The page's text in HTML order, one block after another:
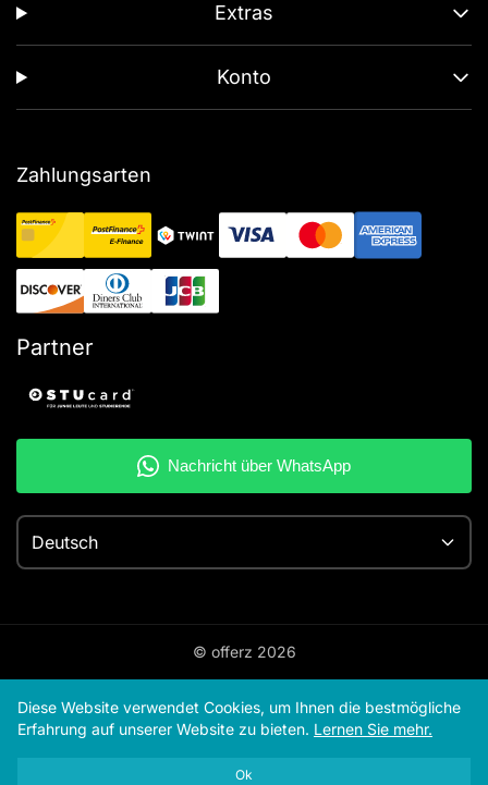
Extras
Konto
Zahlungsarten
Partner
Deutsch
© offerz 2026
Diese Website verwendet Cookies, um Ihnen die bestmögliche
Erfahrung auf unserer Website zu bieten. Lernen Sie mehr.
Ok